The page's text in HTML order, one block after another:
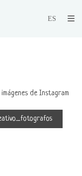
de Instagram